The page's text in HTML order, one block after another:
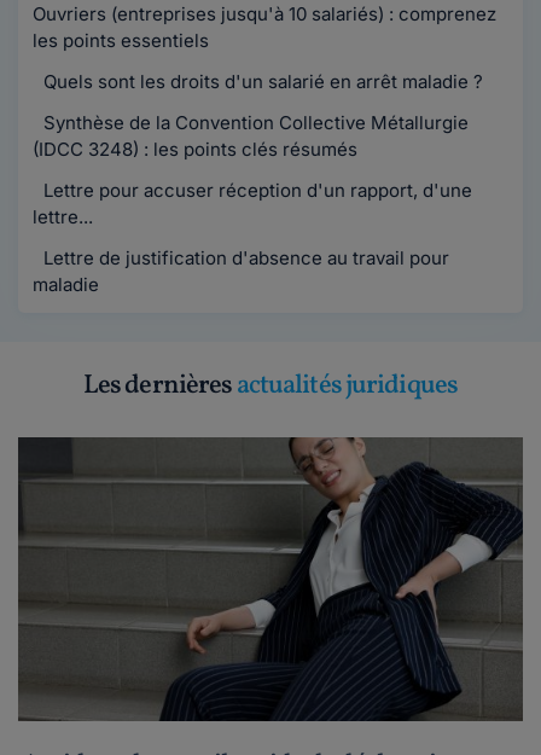
Ouvriers (entreprises jusqu'à 10 salariés) : comprenez
les points essentiels
Quels sont les droits d'un salarié en arrêt maladie ?
Synthèse de la Convention Collective Métallurgie
(IDCC 3248) : les points clés résumés
Lettre pour accuser réception d'un rapport, d'une
lettre...
Lettre de justification d'absence au travail pour
maladie
Les dernièresactualités juridiques